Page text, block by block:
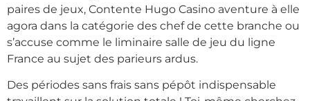
paires de jeux, Contente Hugo Casino aventure à elle
agora dans la catégorie des chef de cette branche ou
s’accuse comme le liminaire salle de jeu du ligne
France au sujet des parieurs ardus.
Des périodes sans frais sans pépôt indispensable